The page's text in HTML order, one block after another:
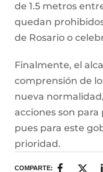
de 1.5 metros
quedan
de Rosario o
Finalmente, el
comprensión de
nueva
acciones son
pues para este
prioridad.
COMPARTE: